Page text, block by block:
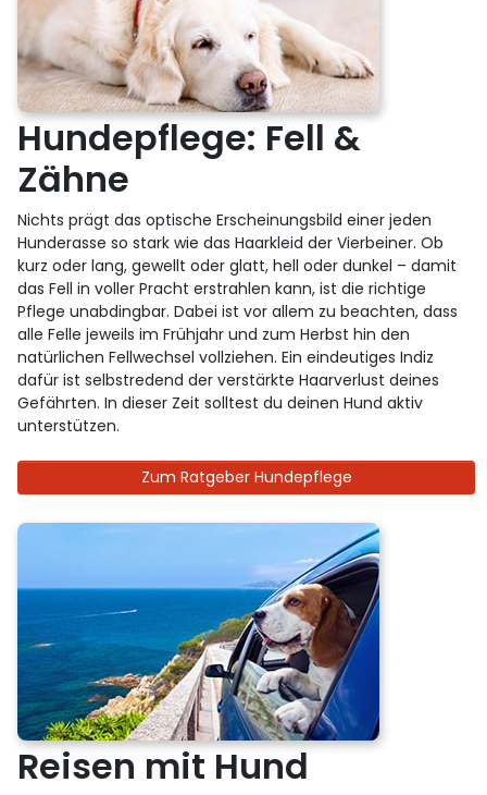
Hundepflege: Fell &
Zähne
Nichts prägt das optische Erscheinungsbild einer jeden
Hunderasse so stark wie das Haarkleid der Vierbeiner. Ob
kurz oder lang, gewellt oder glatt, hell oder dunkel – damit
das Fell in voller Pracht erstrahlen kann, ist die richtige
Pflege unabdingbar. Dabei ist vor allem zu beachten, dass
alle Felle jeweils im Frühjahr und zum Herbst hin den
natürlichen Fellwechsel vollziehen. Ein eindeutiges Indiz
dafür ist selbstredend der verstärkte Haarverlust deines
Gefährten. In dieser Zeit solltest du deinen Hund aktiv
unterstützen.
Zum Ratgeber Hundepflege
Reisen mit Hund